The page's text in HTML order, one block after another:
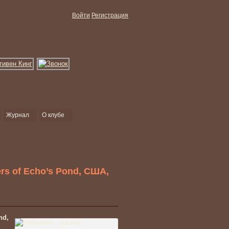
Войти Регистрация
Журнал О клубе
of Echo’s Pond, США,